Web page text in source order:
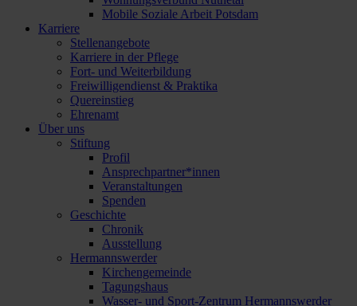
Mobile Soziale Arbeit Potsdam
Karriere
Stellenangebote
Karriere in der Pflege
Fort- und Weiterbildung
Freiwilligendienst & Praktika
Quereinstieg
Ehrenamt
Über uns
Stiftung
Profil
Ansprechpartner*innen
Veranstaltungen
Spenden
Geschichte
Chronik
Ausstellung
Hermannswerder
Kirchengemeinde
Tagungshaus
Wasser- und Sport-Zentrum Hermannswerder